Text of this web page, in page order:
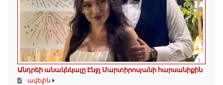
Անդրեի անակնկալը Էնջլ Մարտիրոսյանի հարսանիքին
ավելին